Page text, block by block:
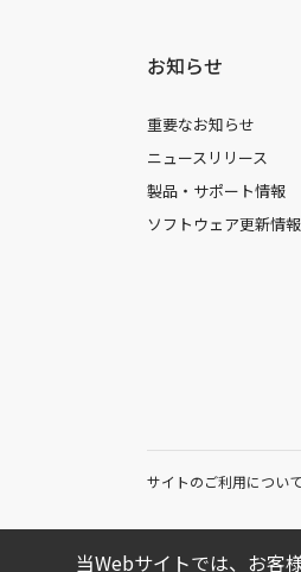
お知らせ
重要なお知らせ
ニュースリリース
製品・サポート情報
ソフトウェア更新情報
サイトのご利用について
当Webサイトでは、お客